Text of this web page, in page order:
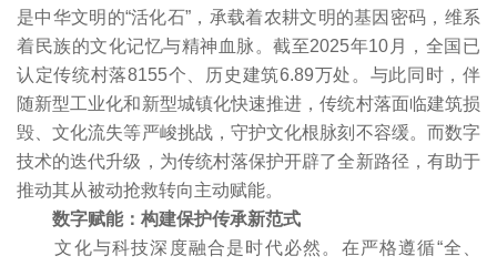
是中华文明的“活化石”，承载着农耕文明的基因密码，维系
着民族的文化记忆与精神血脉。截至2025年10月，全国已
认定传统村落8155个、历史建筑6.89万处。与此同时，伴
随新型工业化和新型城镇化快速推进，传统村落面临建筑损
毁、文化流失等严峻挑战，守护文化根脉刻不容缓。而数字
技术的迭代升级，为传统村落保护开辟了全新路径，有助于
推动其从被动抢救转向主动赋能。
数字赋能：构建保护传承新范式
文化与科技深度融合是时代必然。在严格遵循“全、